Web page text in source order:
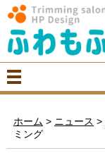
ホーム > ニュース >
ミング